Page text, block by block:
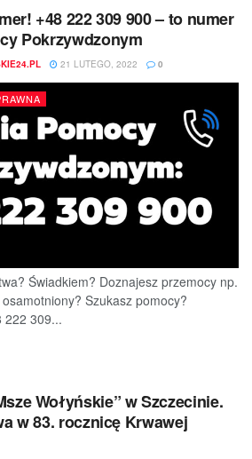
+48 222 309 900 – to numer
Pokrzywdzonym
21 LUTEGO, 2022 0
Świadkiem? Doznajesz przemocy np.
Szukasz pomocy?
222 309...
Wołyńskie” w Szczecinie.
w 83. rocznicę Krwawej